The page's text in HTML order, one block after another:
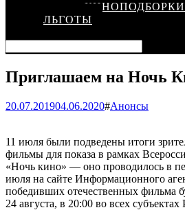
КИНОПОДБОРКИ
ЛЬГОТЫ
Приглашаем на Ночь
20.07.201904.06.2020#Анонсы
11 июля были подведены итоги
фильмы для показа в рамках
«Ночь кино» — оно проводилось в
июля на сайте Информационного
победивших отечественных фильма
24 августа, в 20:00 во всех